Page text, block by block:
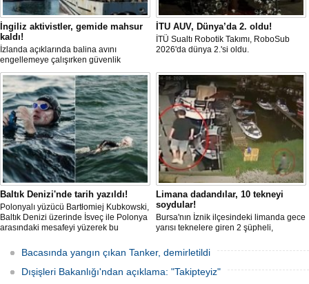
İngiliz aktivistler, gemide mahsur
kaldı!
İzlanda açıklarında balina avını
engellemeye çalışırken güvenlik
güçlerince durdurulan Bandero adlı
protesto gemisindeki 21 çevre aktivisti,
günlerdir gemiden çıkmalarına izin
verilmediğini ve temel haklarının ihlal
edildiğini öne sürdü. Mürettebatta iki
Britanyalı aktivist de bulunuyor.
İTU AUV, Dünya’da 2. oldu!
İTÜ Sualtı Robotik Takımı, RoboSub
2026'da dünya 2.'si oldu.
Baltık Denizi'nde tarih yazıldı!
Polonyalı yüzücü Bartłomiej Kubkowski,
Baltık Denizi üzerinde İsveç ile Polonya
arasındaki mesafeyi yüzerek bu
Limana dadandılar, 10 tekneyi
soydular!
Bursa'nın İznik ilçesindeki limanda gece
yarısı teknelere giren 2 şüpheli,
çaldı. Olay, güvenlik kameralarına
yansıdı, tekne sahiplerinin ihbarıyla
jandarma inceleme başlattı.
Bacasında yangın çıkan Tanker, demirletildi
Dışişleri Bakanlığı'ndan açıklama: "Takipteyiz"